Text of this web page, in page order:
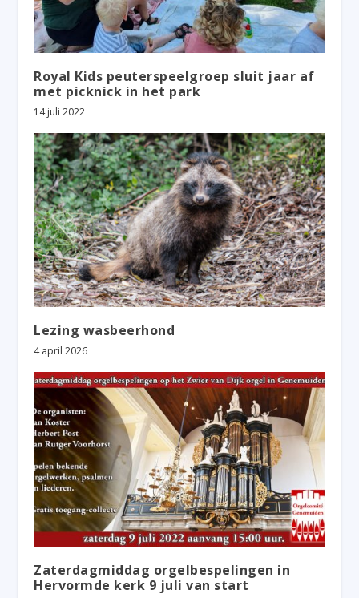
Royal Kids peuterspeelgroep sluit jaar af
met picknick in het park
14 juli 2022
Lezing wasbeerhond
4 april 2026
Zaterdagmiddag orgelbespelingen in
Hervormde kerk 9 juli van start